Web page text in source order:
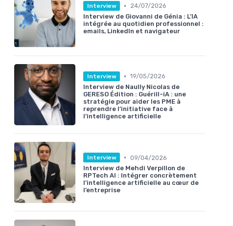
Interview •
24/07/2026
Interview de Giovanni de Génia : L’IA
intégrée au quotidien professionnel :
emails, LinkedIn et navigateur
Interview • 19/05/2026
Interview de Naully Nicolas de
GERESO Édition : Guérill-iA : une
stratégie pour aider les PME à
reprendre l’initiative face à
l’intelligence artificielle
Interview • 09/04/2026
Interview de Mehdi Verpillon de
RPTech AI : Intégrer concrètement
l’intelligence artificielle au cœur de
l’entreprise